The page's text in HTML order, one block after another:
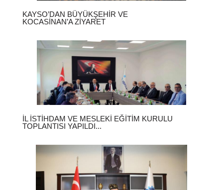
KAYSO’DAN BÜYÜKŞEHIR VE
KOCASINAN’A ZIYARET
İL İSTIHDAM VE MESLEKI EĞITIM KURULU
TOPLANTISI YAPILDI...